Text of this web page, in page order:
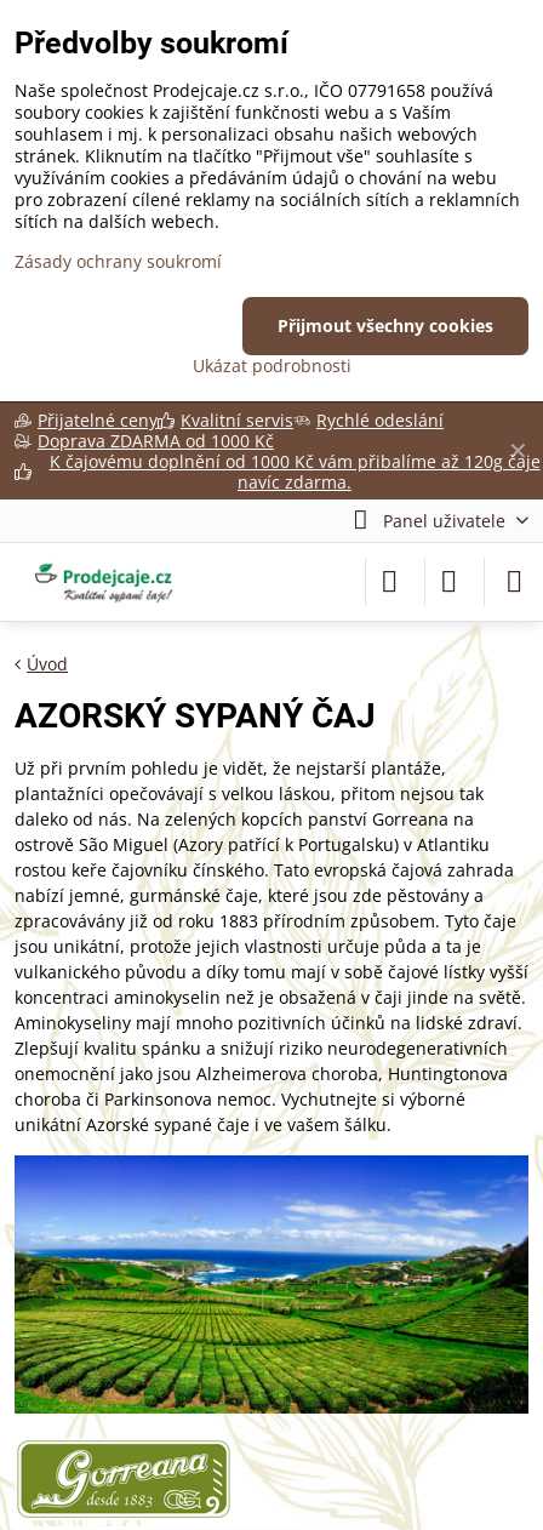
✕
Přijatelné ceny Kvalitní servis
Rychlé odeslání
Doprava ZDARMA od 1000 Kč
K čajovému doplnění od 1000 Kč vám přibalíme až 120g čaje
navíc zdarma.
Panel uživatele
Úvod
AZORSKÝ SYPANÝ ČAJ
Už při prvním pohledu je vidět, že nejstarší plantáže,
plantažníci opečovávají s velkou láskou, přitom nejsou tak
daleko od nás. Na zelených kopcích panství Gorreana na
ostrově São Miguel (Azory patřící k Portugalsku) v Atlantiku
rostou keře čajovníku čínského. Tato evropská čajová zahrada
nabízí jemné, gurmánské čaje, které jsou zde pěstovány a
zpracovávány již od roku 1883 přírodním způsobem. Tyto čaje
jsou unikátní, protože jejich vlastnosti určuje půda a ta je
vulkanického původu a díky tomu mají v sobě čajové lístky vyšší
koncentraci aminokyselin než je obsažená v čaji jinde na světě.
Aminokyseliny mají mnoho pozitivních účinků na lidské zdraví.
Zlepšují kvalitu spánku a snižují riziko neurodegenerativních
onemocnění jako jsou Alzheimerova choroba, Huntingtonova
choroba či Parkinsonova nemoc. Vychutnejte si výborné
unikátní Azorské sypané čaje i ve vašem šálku.
Předvolby soukromí
Naše společnost Prodejcaje.cz s.r.o., IČO 07791658 používá
soubory cookies k zajištění funkčnosti webu a s Vaším
souhlasem i mj. k personalizaci obsahu našich webových
stránek. Kliknutím na tlačítko "Přijmout vše" souhlasíte s
využíváním cookies a předáváním údajů o chování na webu
pro zobrazení cílené reklamy na sociálních sítích a reklamních
sítích na dalších webech.
Zásady ochrany soukromí
Ukázat podrobnosti
Přijmout všechny cookies